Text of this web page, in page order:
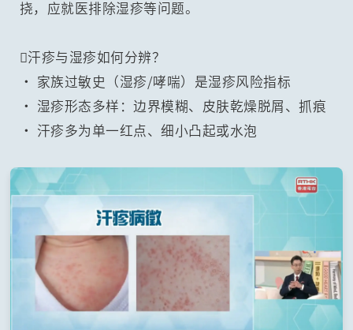
挠，应就医排除湿疹等问题。
汗疹与湿疹如何分辨？
• 家族过敏史（湿疹/哮喘）是湿疹风险指标
• 湿疹形态多样：边界模糊、皮肤乾燥脱屑、抓痕
• 汗疹多为单一红点、细小凸起或水泡